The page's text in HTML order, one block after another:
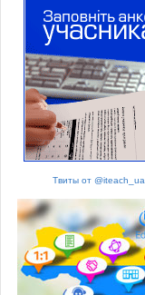
Твиты от @iteach_ua